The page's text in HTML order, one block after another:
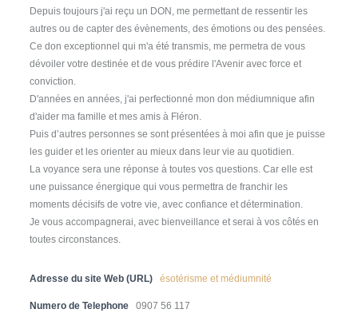
Depuis toujours j'ai reçu un DON, me permettant de ressentir les
autres ou de capter des évènements, des émotions ou des pensées.
Ce don exceptionnel qui m'a été transmis, me permetra de vous
dévoiler votre destinée et de vous prédire l'Avenir avec force et
conviction.
D'années en années, j'ai perfectionné mon don médiumnique afin
d'aider ma famille et mes amis à Fléron.
Puis d’autres personnes se sont présentées à moi afin que je puisse
les guider et les orienter au mieux dans leur vie au quotidien.
La voyance sera une réponse à toutes vos questions. Car elle est
une puissance énergique qui vous permettra de franchir les
moments décisifs de votre vie, avec confiance et détermination.
Je vous accompagnerai, avec bienveillance et serai à vos côtés en
toutes circonstances.
Adresse du site Web (URL) ésotérisme et médiumnité
Numero de Telephone 0907 56 117